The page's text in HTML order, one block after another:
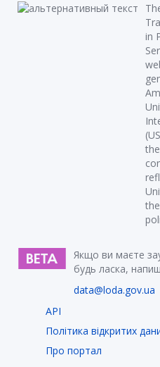
in
Якщо ви маєте
будь ласка,
data@loda.gov.ua
API
Політика відкритих
Про портал